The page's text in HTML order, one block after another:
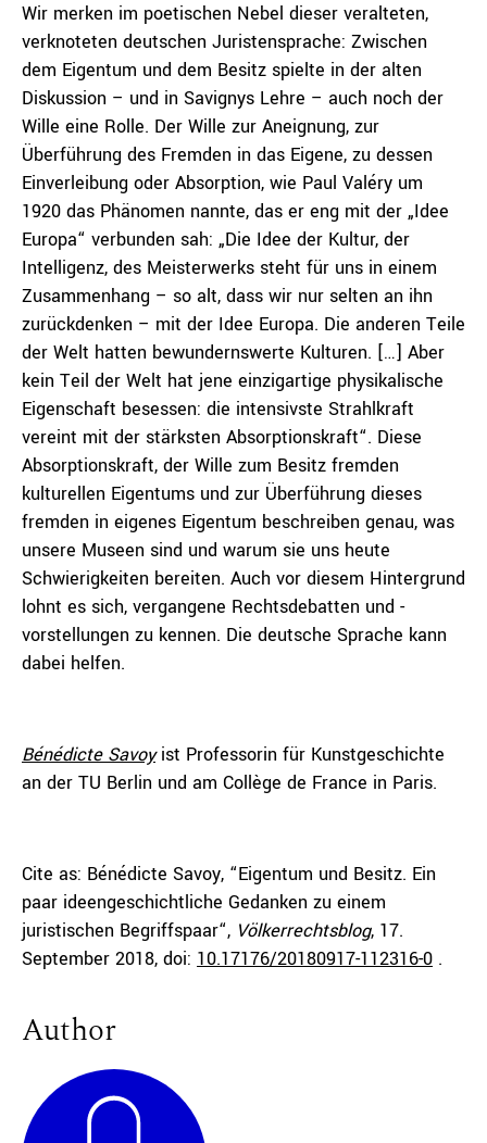
Wir merken im poetischen Nebel dieser veralteten,
verknoteten deutschen Juristensprache: Zwischen
dem Eigentum und dem Besitz spielte in der alten
Diskussion – und in Savignys Lehre – auch noch der
Wille eine Rolle. Der Wille zur Aneignung, zur
Überführung des Fremden in das Eigene, zu dessen
Einverleibung oder Absorption, wie Paul Valéry um
1920 das Phänomen nannte, das er eng mit der „Idee
Europa“ verbunden sah: „Die Idee der Kultur, der
Intelligenz, des Meisterwerks steht für uns in einem
Zusammenhang – so alt, dass wir nur selten an ihn
zurückdenken – mit der Idee Europa. Die anderen Teile
der Welt hatten bewundernswerte Kulturen. […] Aber
kein Teil der Welt hat jene einzigartige physikalische
Eigenschaft besessen: die intensivste Strahlkraft
vereint mit der stärksten Absorptionskraft“. Diese
Absorptionskraft, der Wille zum Besitz fremden
kulturellen Eigentums und zur Überführung dieses
fremden in eigenes Eigentum beschreiben genau, was
unsere Museen sind und warum sie uns heute
Schwierigkeiten bereiten. Auch vor diesem Hintergrund
lohnt es sich, vergangene Rechtsdebatten und -
vorstellungen zu kennen. Die deutsche Sprache kann
dabei helfen.
Bénédicte Savoyist Professorin für Kunstgeschichte
an der TU Berlin und am Collège de France in Paris.
Cite as: Bénédicte Savoy, “Eigentum und Besitz. Ein
paar ideengeschichtliche Gedanken zu einem
juristischen Begriffspaar“, Völkerrechtsblog, 17.
September 2018, doi: 10.17176/20180917-112316-0 .
Author